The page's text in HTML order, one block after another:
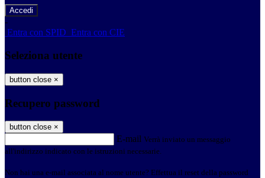
-
Entra con SPID Entra con CIE
Seleziona utente
button close ×
Recupero password
button close ×
E-mail Verrà inviato un messaggio
all'indirizzo indicato con le istruzioni necessarie.
Non hai una e-mail associata al nome utente? Effettua il reset della password